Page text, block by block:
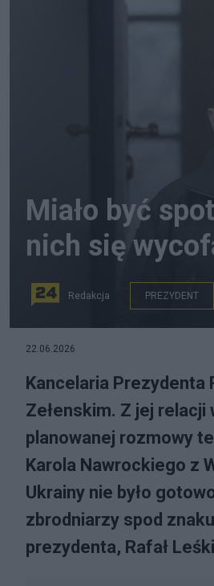
Miało być
nich się
Redakcja PREZYDENT
22.06.2026
Kancelaria Prezydenta
Zełenskim. Z jej
planowanej rozmowy
Karola Nawrockiego z
Ukrainy nie było
zbrodniarzy spod
prezydenta, Rafał